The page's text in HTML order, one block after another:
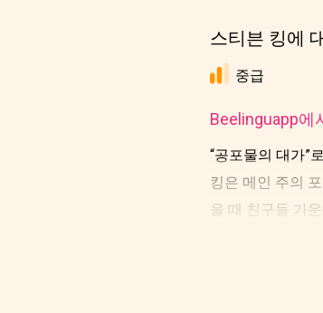
스티븐 킹에
중급
Beelinguapp에
“공포물의 대가”
킹은 메인 주의
을 때 친구들 가